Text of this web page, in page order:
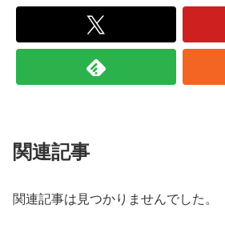
関連記事
関連記事は見つかりませんでした。